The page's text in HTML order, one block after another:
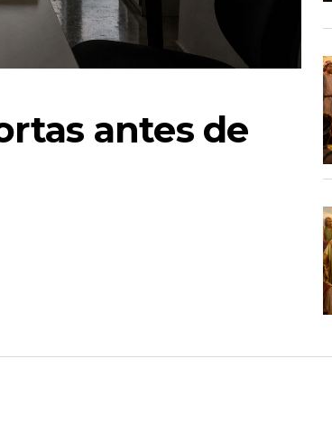
antes de